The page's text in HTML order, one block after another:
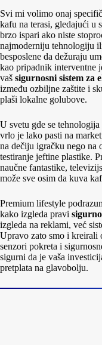
Svi mi volimo onaj
kafu na terasi, gledajući u
brzo ispari ako niste
najmoderniju tehnologiju
besposlene da dežuraju
kao pripadnik interventne
vaš sigurnosni sistem za
između ozbiljne zaštite i
plaši lokalne golubove.
U svetu gde se
vrlo je lako pasti na
na dečiju igračku nego na
testiranje jeftine plastike.
naučne fantastike,
može sve osim da kuva
Premium lifestyle
kako izgleda pravi
izgleda na reklami, već
Upravo zato smo i kreirali
senzori pokreta i
sigurni da je vaša
pretplata na glavobolju.